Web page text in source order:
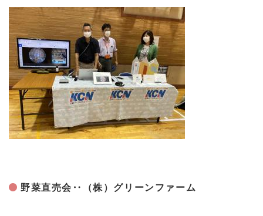
野菜直売会‥（株）グリーンファーム